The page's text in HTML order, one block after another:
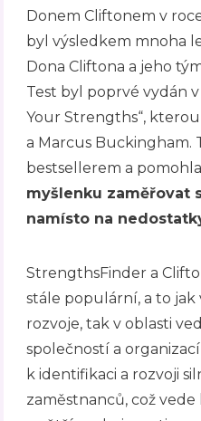
Donem Cliftonem v
byl výsledkem mnoha
Dona Cliftona a jeho
Test byl poprvé vydán v
Your Strengths“,
a Marcus Buckingham.
bestsellerem a pomohla
myšlenku zaměřovat
namísto na
StrengthsFinder a
stále populární, a to jak
rozvoje, tak v oblasti
společností a
k identifikaci a rozvoji
zaměstnanců, což